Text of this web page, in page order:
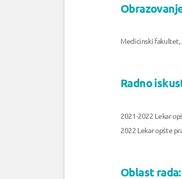
Medicinski
Radno
2021-2022 Lekar
2022 Lekar opšte
Oblast rada: